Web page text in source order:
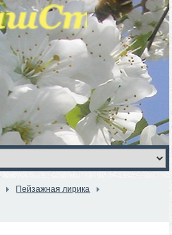
Пейзажная лирика